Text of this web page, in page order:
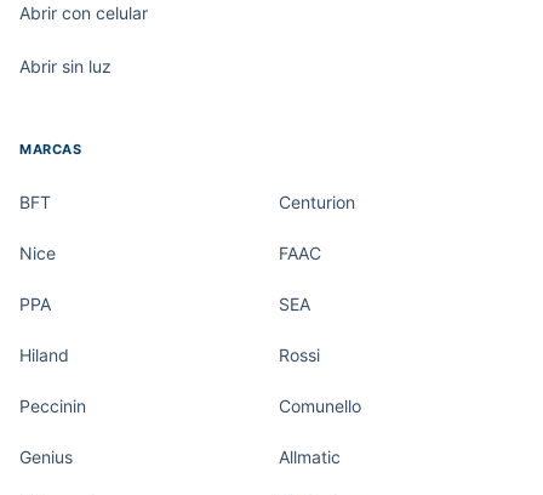
Abrir con celular
Abrir sin luz
MARCAS
BFT Centurion
Nice FAAC
PPA SEA
Hiland Rossi
Peccinin Comunello
Genius Allmatic